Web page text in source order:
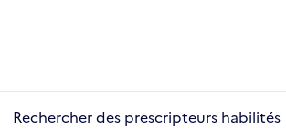
Rechercher des prescripteurs habilités